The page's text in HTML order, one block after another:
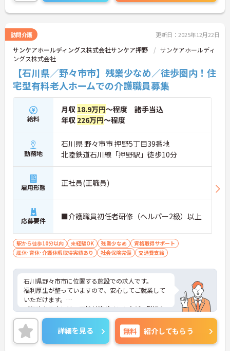
訪問介護 更新日：2025年12月22日
サンケアホールディングス株式会社サンケア押野
サンケアホールディ
ングス株式会社
【石川県／野々市市】残業少なめ／徒歩圏内！住
宅型有料老人ホームでの介護職員募集
給料
月収 18.9万円～程度 諸手当込
年収 226万円～程度
勤務地
石川県 野々市市 押野5丁目39番地
北陸鉄道石川線「押野駅」徒歩10分
雇用形態 正社員(正職員)
応募要件 ■介護職員初任者研修（ヘルパー2級）以上
駅から徒歩10分以内 未経験OK 残業少なめ
資格取得サポート
産休･育休･介護休暇取得実績あり
社会保険完備 交通費支給
石川県野々市市に位置する施設での求人です。
福利厚生が整っていますので、安心してご就業して
いただけます。
ご興味ある方には、面接対策ポイントなど、詳細を
お話しいたしますのでお気軽にご相談ください。
詳細を見る 無料 紹介してもらう